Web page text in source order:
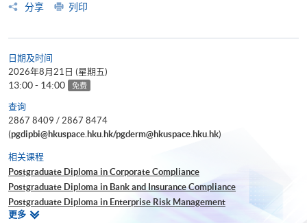
分享
列印
日期及时间
2026年8月21日 (星期五)
13:00 - 14:00 免费
查询
2867 8409 / 2867 8474
(pgdipbi@hkuspace.hku.hk/pgderm@hkuspace.hku.hk)
相关课程
Postgraduate Diploma in Corporate Compliance
Postgraduate Diploma in Bank and Insurance Compliance
Postgraduate Diploma in Enterprise Risk Management
Postgraduate Diploma in Cyber Risk Management
更多相